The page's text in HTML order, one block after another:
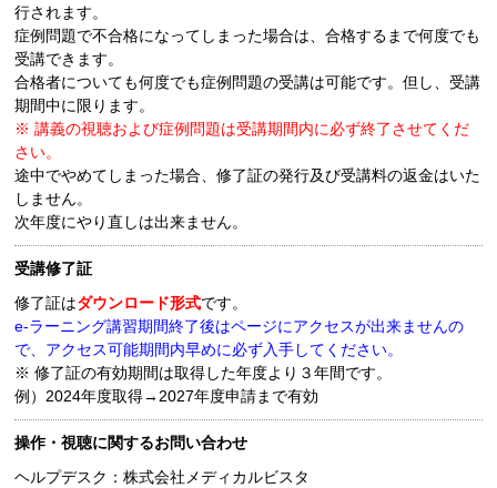
行されます。
症例問題で不合格になってしまった場合は、合格するまで何度でも
受講できます。
合格者についても何度でも症例問題の受講は可能です。但し、受講
期間中に限ります。
※ 講義の視聴および症例問題は受講期間内に必ず終了させてくだ
さい。
途中でやめてしまった場合、修了証の発行及び受講料の返金はいた
しません。
次年度にやり直しは出来ません。
受講修了証
修了証はダウンロード形式です。
e-ラーニング講習期間終了後はページにアクセスが出来ませんの
で、アクセス可能期間内早めに必ず入手してください。
※ 修了証の有効期間は取得した年度より３年間です。
例）2024年度取得→2027年度申請まで有効
操作・視聴に関するお問い合わせ
ヘルプデスク：株式会社メディカルビスタ